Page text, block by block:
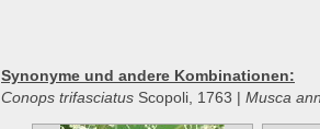
Synonyme und andere Kombinationen:
Conops trifasciatus Scopoli, 1763 | Musca